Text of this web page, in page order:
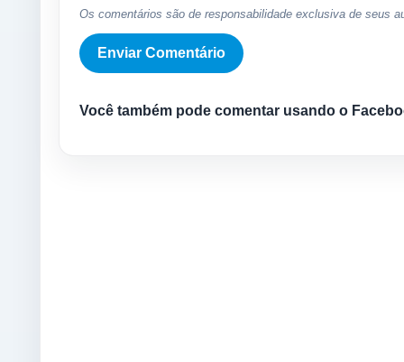
Os comentários são de responsabilidade exclusiva de seus
Você também pode comentar usando o